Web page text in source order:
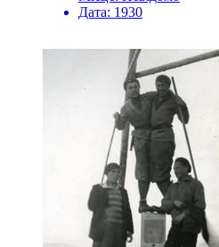
Дата: 1930